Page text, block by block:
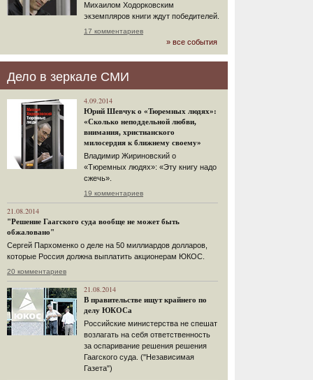
Михаилом Ходорковским
экземпляров книги ждут победителей.
17 комментариев
» все события
Дело в зеркале СМИ
4.09.2014
Юрий Шевчук о «Тюремных людях»:
«Сколько неподдельной любви,
внимания, христианского
милосердия к ближнему своему»
Владимир Жириновский о
«Тюремных людях»: «Эту книгу надо
сжечь».
19 комментариев
21.08.2014
"Решение Гаагского суда вообще не может быть
обжаловано"
Сергей Пархоменко о деле на 50 миллиардов долларов,
которые Россия должна выплатить акционерам ЮКОС.
20 комментариев
21.08.2014
В правительстве ищут крайнего по
делу ЮКОСа
Российские министерства не спешат
возлагать на себя ответственность
за оспаривание решения решения
Гаагского суда. ("Независимая
Газета")